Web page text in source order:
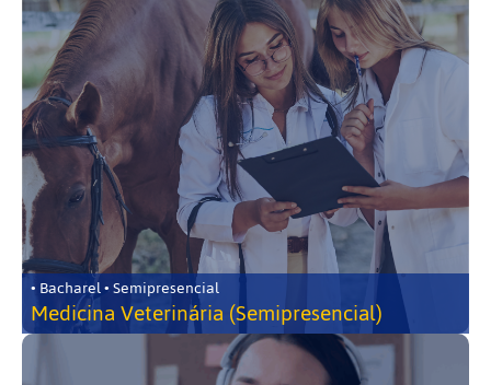
• Bacharel • Semipresencial
Medicina Veterinária (Semipresencial)